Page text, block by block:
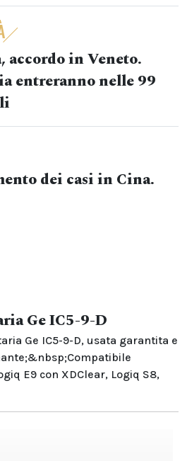
accordo in Veneto.
entreranno nelle 99
dei casi in Cina.
Ge IC5-9-D
Ge IC5-9-D, usata garantita e
E9 con XDClear, Logiq S8,